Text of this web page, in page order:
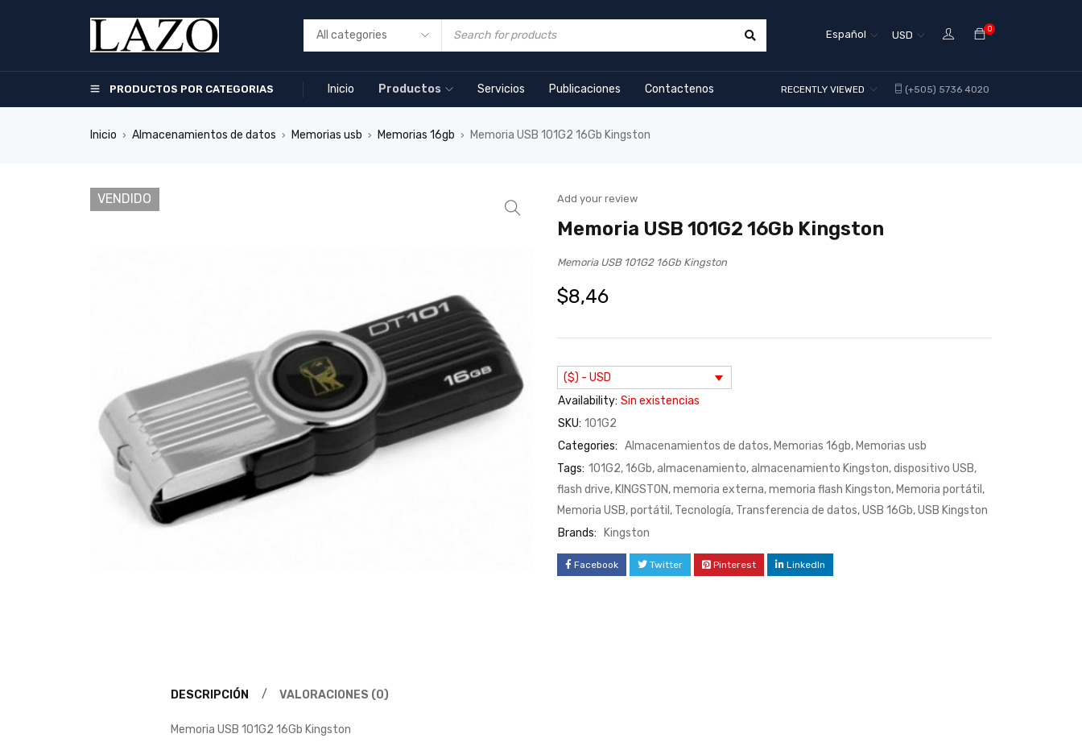
0
USD
Español
PRODUCTOS POR CATEGORIAS Inicio Productos Servicios Publicaciones Contactenos (+505) 5736 4020
RECENTLY VIEWED
Inicio › Almacenamientos de datos › Memorias usb › Memorias 16gb › Memoria USB 101G2 16Gb Kingston
VENDIDO Add your review
Memoria USB 101G2 16Gb Kingston
Memoria USB 101G2 16Gb Kingston
$8,46
($) - USD
Availability: Sin existencias
SKU: 101G2
Categories: Almacenamientos de datos, Memorias 16gb, Memorias usb
Tags: 101G2,16Gb,almacenamiento,almacenamiento Kingston,dispositivo USB,
flash drive, KINGSTON,memoria externa,memoria flash Kingston, Memoria portátil ,
Memoria USB,portátil , Tecnología, Transferencia de datos,USB 16Gb,USB Kingston
Brands:
Kingston
Facebook Twitter Pinterest LinkedIn
DESCRIPCIÓN VALORACIONES (0)
Memoria USB 101G2 16Gb Kingston